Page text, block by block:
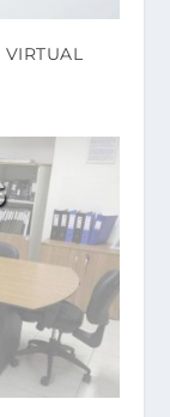
VIRTUAL